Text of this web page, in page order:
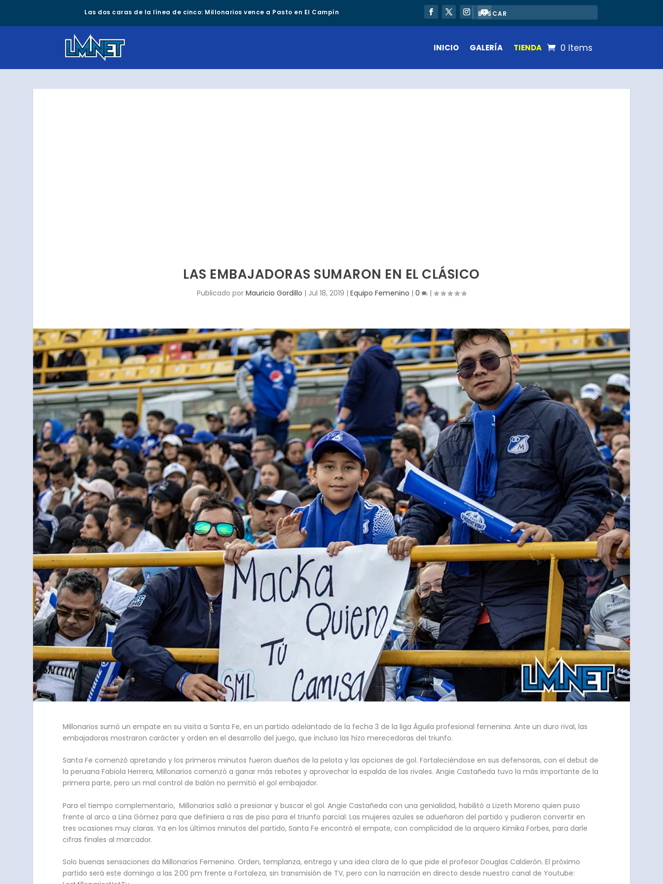
Las dos caras de la línea de cinco: Millonarios vence a Pasto en El Campín
INICIO GALERÍA TIENDA 0 Items
LAS EMBAJADORAS SUMARON EN EL CLÁSICO
Publicado por Mauricio Gordillo | Jul 18, 2019 | Equipo Femenino | 0 |
Millonarios sumó un empate en su visita a Santa Fe, en un partido adelantado de la fecha 3 de la liga Águila profesional femenina. Ante un duro rival, las
embajadoras mostraron carácter y orden en el desarrollo del juego, que incluso las hizo merecedoras del triunfo.
Santa Fe comenzó apretando y los primeros minutos fueron dueños de la pelota y las opciones de gol. Fortaleciéndose en sus defensoras, con el debut de
la peruana Fabiola Herrera, Millonarios comenzó a ganar más rebotes y aprovechar la espalda de las rivales. Angie Castañeda tuvo la más importante de la
primera parte, pero un mal control de balón no permitió el gol embajador.
Para el tiempo complementario, Millonarios salió a presionar y buscar el gol. Angie Castañeda con una genialidad, habilitó a Lizeth Moreno quien puso
frente al arco a Lina Gómez para que definiera a ras de piso para el triunfo parcial. Las mujeres azules se adueñaron del partido y pudieron convertir en
tres ocasiones muy claras. Ya en los últimos minutos del partido, Santa Fe encontró el empate, con complicidad de la arquero Kimika Forbes, para darle
cifras finales al marcador.
Solo buenas sensaciones da Millonarios Femenino. Orden, templanza, entrega y una idea clara de lo que pide el profesor Douglas Calderón. El próximo
partido será este domingo a las 2:00 pm frente a Fortaleza, sin transmisión de TV, pero con la narración en directo desde nuestro canal de Youtube: